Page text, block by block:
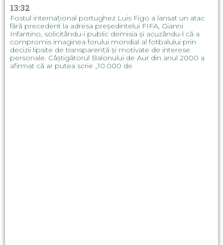
13:32
Fostul internațional portughez Luis Figo a lansat un atac
fără precedent la adresa președintelui FIFA, Gianni
Infantino, solicitându-i public demisia și acuzându-l că a
compromis imaginea forului mondial al fotbalului prin
decizii lipsite de transparență și motivate de interese
personale. Câștigătorul Balonului de Aur din anul 2000 a
afirmat că ar putea scrie „10.000 de